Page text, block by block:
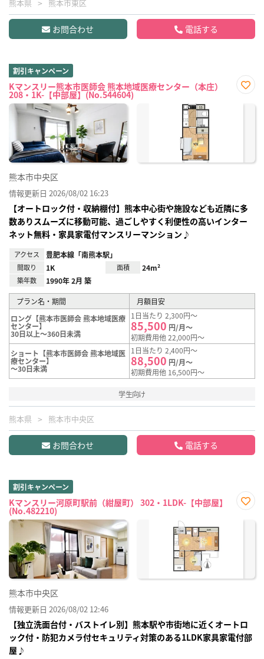
熊本県 熊本市東区
お問合わせ 電話する
割引キャンペーン
Kマンスリー熊本市医師会 熊本地域医療センター（本庄）
208・1K-【中部屋】(No.544604)
に入
熊本市中央区
情報更新日 2026/08/02 16:23
【オートロック付・収納棚付】熊本中心街や施設なども近隣に多
数ありスムーズに移動可能、過ごしやすく利便性の高いインター
ネット無料・家具家電付マンスリーマンション♪
アクセス 豊肥本線「南熊本駅」
間取り 1K 面積 24m²
築年数 1990年 2月 築
プラン名・期間
月額目安
ロング【熊本市医師会 熊本地域医療
センター】
30日以上～360日未満
1日当たり 2,300円～
85,500 円/月～
初期費用他 22,000円～
ショート【熊本市医師会 熊本地域医
療センター】
～30日未満
1日当たり 2,400円～
88,500 円/月～
初期費用他 16,500円～
学生向け
熊本県 熊本市中央区
お問合わせ 電話する
割引キャンペーン
Kマンスリー河原町駅前（紺屋町） 302・1LDK-【中部屋】
(No.482210)
に入
熊本市中央区
情報更新日 2026/08/02 12:46
【独立洗面台付・バストイレ別】熊本駅や市街地に近くオートロ
ック付・防犯カメラ付セキュリティ対策のある1LDK家具家電付部
屋♪